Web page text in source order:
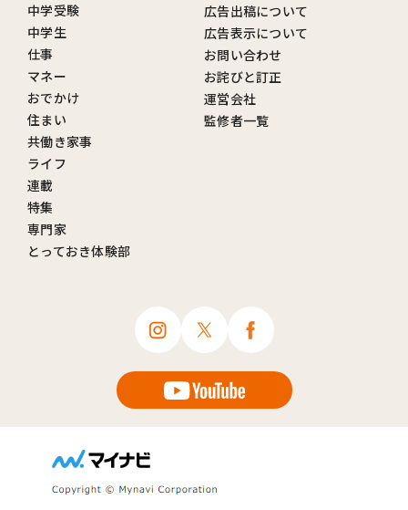
中学受験
中学生
仕事
マネー
おでかけ
住まい
共働き家事
ライフ
連載
特集
専門家
とっておき体験部
広告出稿について
広告表示について
お問い合わせ
お詫びと訂正
運営会社
監修者一覧